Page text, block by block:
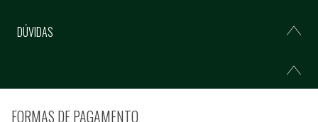
DÚVIDAS
FORMAS DE PAGAMENTO